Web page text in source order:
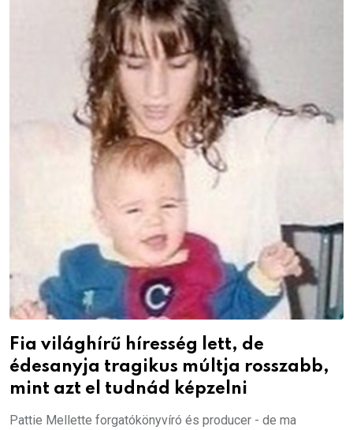
Fia világhírű híresség lett, de
édesanyja tragikus múltja rosszabb,
mint azt el tudnád képzelni
Pattie Mellette forgatókönyvíró és producer - de ma